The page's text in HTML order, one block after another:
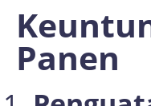
Panen